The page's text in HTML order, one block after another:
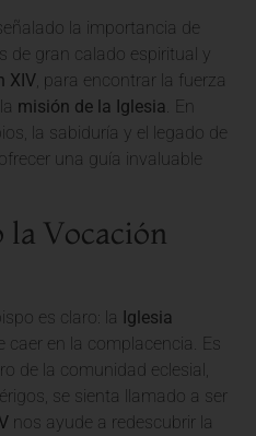
la importancia de
de gran calado espiritual y
XIV, para encontrar la fuerza
misión de la Iglesia. En
la sabiduría y el legado de
una guía invaluable
la Vocación
es claro: la Iglesia
caer en la complacencia. Es
de la comunidad eclesial,
se sienta llamado a ser
nos ayude a redescubrir la